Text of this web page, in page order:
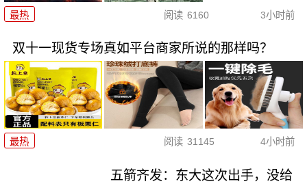
最热 阅读 6160 3小时前
双十一现货专场真如平台商家所说的那样吗？
最热 阅读 31145 4小时前
五箭齐发：东大这次出手，没给